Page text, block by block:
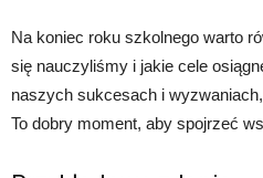
Na koniec roku szkolnego warto
się nauczyliśmy i jakie cele
naszych sukcesach i
To dobry moment, aby spojrzeć